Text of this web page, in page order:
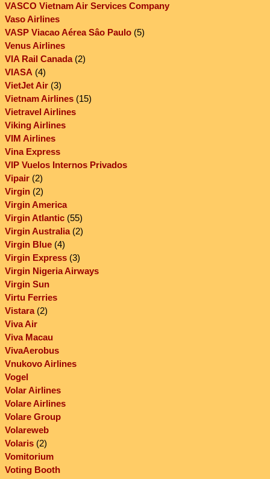
VASCO Vietnam Air Services Company
Vaso Airlines
VASP Viacao Aérea Sâo Paulo(5)
Venus Airlines
VIA Rail Canada(2)
VIASA(4)
VietJet Air(3)
Vietnam Airlines(15)
Vietravel Airlines
Viking Airlines
VIM Airlines
Vina Express
VIP Vuelos Internos Privados
Vipair(2)
Virgin(2)
Virgin America
Virgin Atlantic(55)
Virgin Australia(2)
Virgin Blue(4)
Virgin Express(3)
Virgin Nigeria Airways
Virgin Sun
Virtu Ferries
Vistara(2)
Viva Air
Viva Macau
VivaAerobus
Vnukovo Airlines
Vogel
Volar Airlines
Volare Airlines
Volare Group
Volareweb
Volaris(2)
Vomitorium
Voting Booth